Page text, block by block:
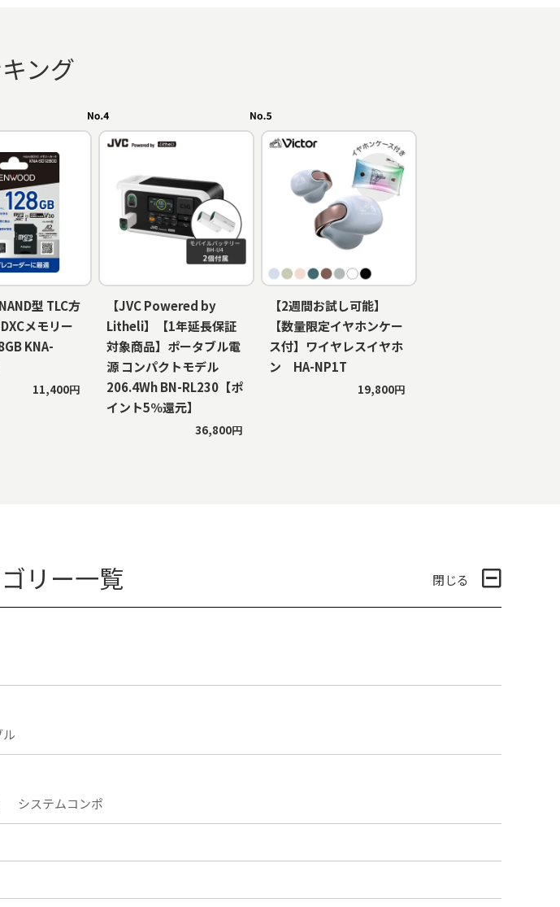
ング
型 TLC方
メモリー
KNA-
11,400円
【JVC Powered by
Litheli】【1年延長保証
対象商品】ポータブル電
源 コンパクトモデル
206.4Wh BN-RL230【ポ
イント5％還元】
36,800円
【2週間お試し可能】
【数量限定イヤホンケー
ス付】ワイヤレスイヤホ
ン HA-NP1T
19,800円
リー一覧
システムコンポ